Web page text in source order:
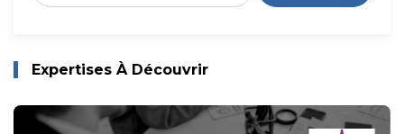
Expertises À Découvrir